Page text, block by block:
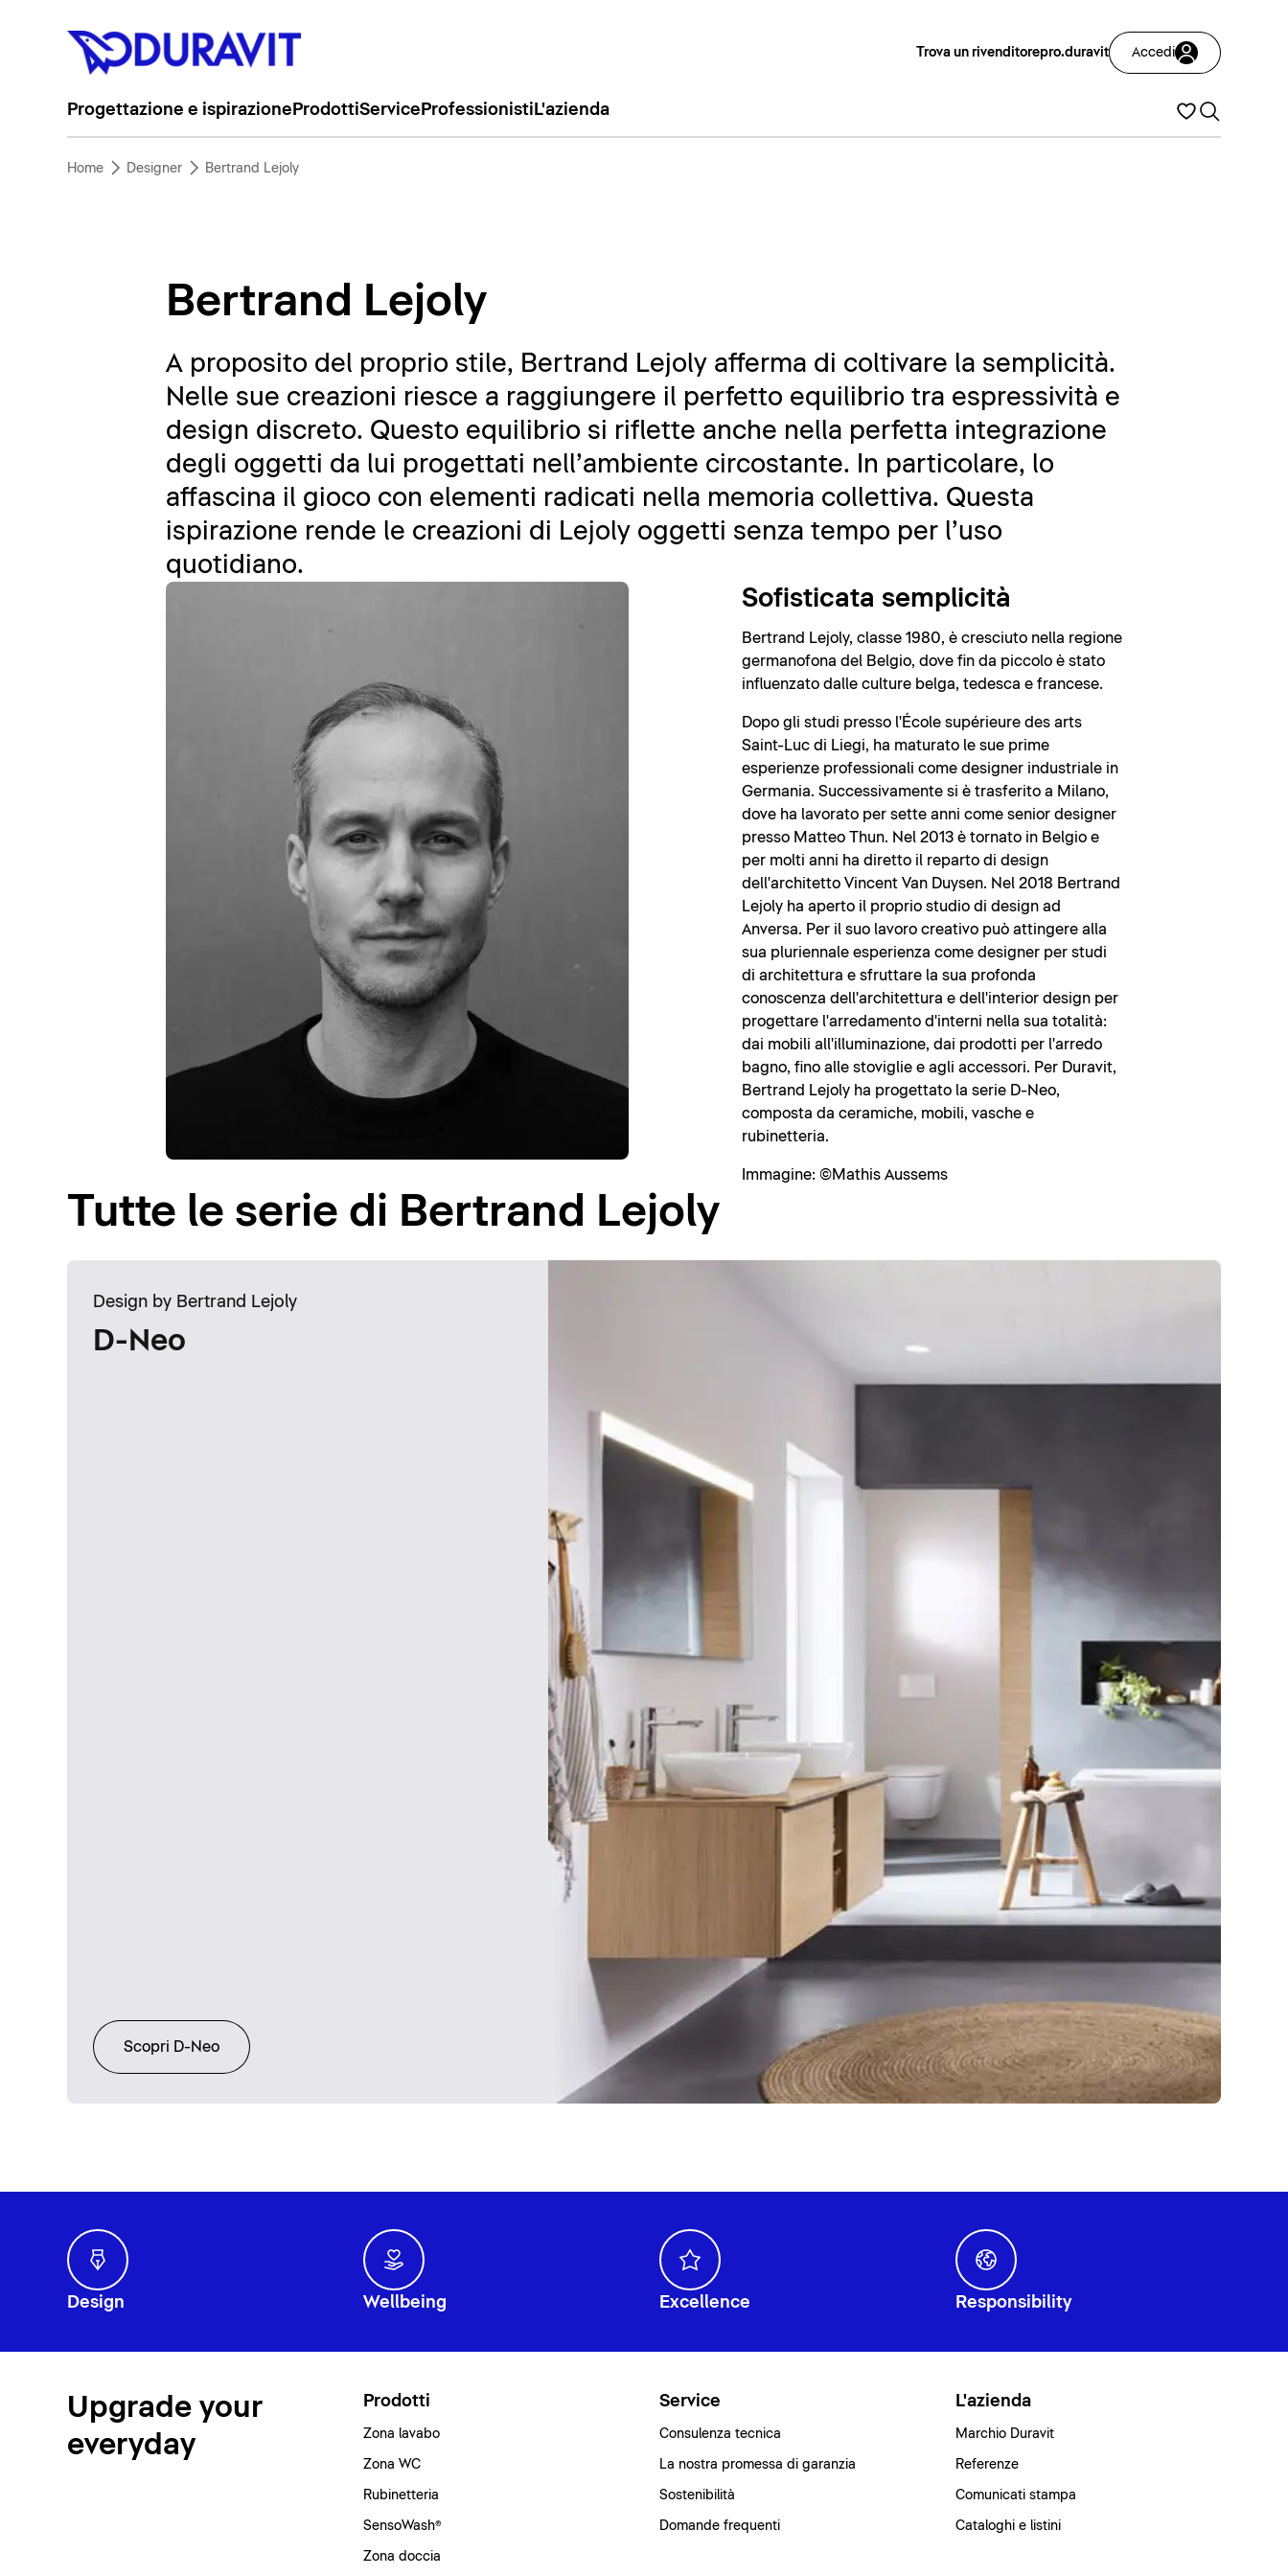
Trova un rivenditorepro.duravit Accedi
Progettazione e ispirazione ProdottiService Professionisti L'azienda
Home Designer Bertrand Lejoly
Bertrand Lejoly
A proposito del proprio stile, Bertrand Lejoly afferma di coltivare la semplicità.
Nelle sue creazioni riesce a raggiungere il perfetto equilibrio tra espressività e
design discreto. Questo equilibrio si riflette anche nella perfetta integrazione
degli oggetti da lui progettati nell’ambiente circostante. In particolare, lo
affascina il gioco con elementi radicati nella memoria collettiva. Questa
ispirazione rende le creazioni di Lejoly oggetti senza tempo per l’uso
quotidiano.
Sofisticata semplicità
Bertrand Lejoly, classe 1980, è cresciuto nella regione
germanofona del Belgio, dove fin da piccolo è stato
influenzato dalle culture belga, tedesca e francese.
Dopo gli studi presso l'École supérieure des arts
Saint-Luc di Liegi, ha maturato le sue prime
esperienze professionali come designer industriale in
Germania. Successivamente si è trasferito a Milano,
dove ha lavorato per sette anni come senior designer
presso Matteo Thun. Nel 2013 è tornato in Belgio e
per molti anni ha diretto il reparto di design
dell'architetto Vincent Van Duysen. Nel 2018 Bertrand
Lejoly ha aperto il proprio studio di design ad
Anversa. Per il suo lavoro creativo può attingere alla
sua pluriennale esperienza come designer per studi
di architettura e sfruttare la sua profonda
conoscenza dell'architettura e dell'interior design per
progettare l'arredamento d'interni nella sua totalità:
dai mobili all'illuminazione, dai prodotti per l'arredo
bagno, fino alle stoviglie e agli accessori. Per Duravit,
Bertrand Lejoly ha progettato la serie D-Neo,
composta da ceramiche, mobili, vasche e
rubinetteria.
Immagine: ©Mathis Aussems
Loading...
Tutte le serie di Bertrand Lejoly
Design by Bertrand Lejoly
D-Neo
Scopri D-Neo
Design Wellbeing Excellence Responsibility
Upgrade your
everyday
Prodotti
Zona lavabo
Zona WC
Rubinetteria
SensoWash®
Zona doccia
Service
Consulenza tecnica
La nostra promessa di garanzia
Sostenibilità
Domande frequenti
L'azienda
Marchio Duravit
Referenze
Comunicati stampa
Cataloghi e listini